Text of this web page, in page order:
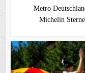
Metro
Michelin